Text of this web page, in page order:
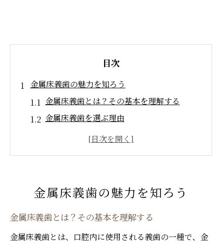
目次
金属床義歯の魅力を知ろう
金属床義歯とは？その基本を理解する
金属床義歯を選ぶ理由
金属床義歯の進化とその歴史
金属床義歯の導入事例と患者の声
金属床義歯がもたらす快適なフィット感と耐久
性の秘密
なぜ金属床義歯はフィット感が良いのか
金属床義歯の魅力を知ろう
金属床義歯とは？その基本を理解する
金属床義歯とは、口腔内に使用される義歯の一種で、金